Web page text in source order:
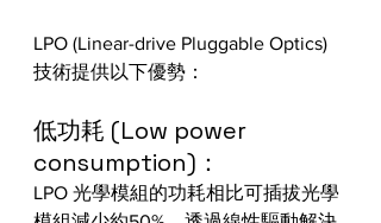
LPO (Linear-drive Pluggable Optics)
技術提供以下優勢：
低功耗 (Low power
consumption)：
LPO 光學模組的功耗相比可插拔光學